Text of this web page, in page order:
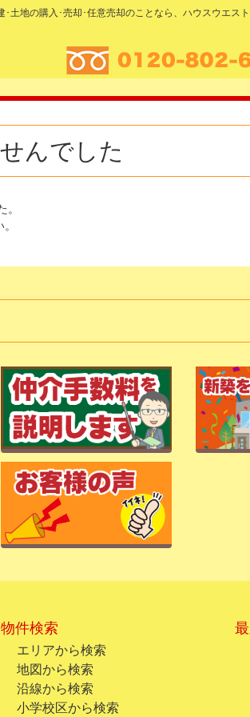
土地の購入･売却･任意売却のことなら、ハウスウエス
んでした
物件検索
エリアから検索
地図から検索
沿線から検索
小学校区から検索